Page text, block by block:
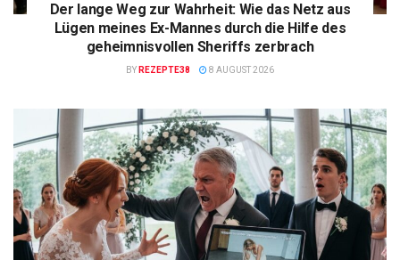
Der lange Weg zur Wahrheit: Wie das Netz aus
Lügen meines Ex-Mannes durch die Hilfe des
geheimnisvollen Sheriffs zerbrach
BY REZEPTE38 8 AUGUST 2026